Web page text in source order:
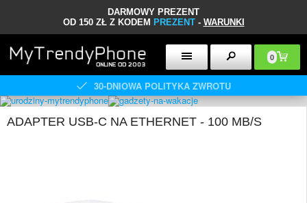
DARMOWY PREZENT
OD 150 ZŁ Z KODEM PREZENT- WARUNKI
0
30-DNIOWA POLITYKA ZWROTU
ADAPTER USB-C NA ETHERNET - 100 MB/S